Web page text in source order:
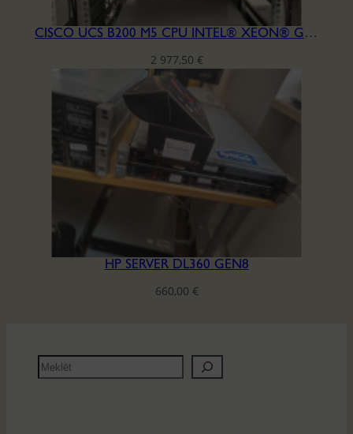
CISCO UCS B200 M5 CPU INTEL® XEON® GOLD 5122 RAM DDR4 256GB
2 977,50 €
HP SERVER DL360 GEN8
660,00 €
M
e